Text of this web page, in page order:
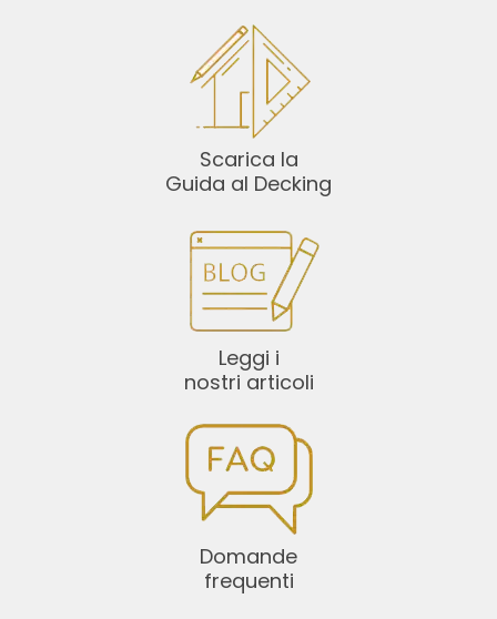
Scarica la
Guida al Decking
Leggi i
nostri articoli
Domande
frequenti